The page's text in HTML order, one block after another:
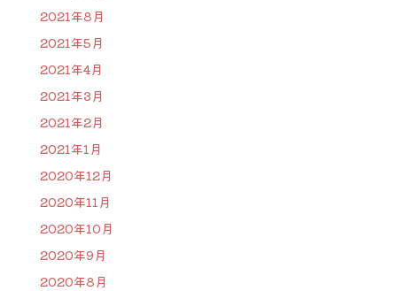
2021年8月
2021年5月
2021年4月
2021年3月
2021年2月
2021年1月
2020年12月
2020年11月
2020年10月
2020年9月
2020年8月